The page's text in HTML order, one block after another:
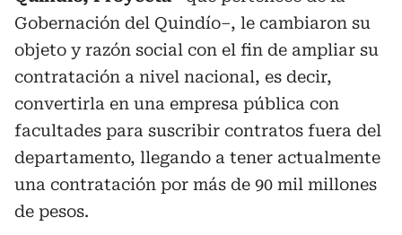
Gobernación del Quindío–, le cambiaron su
objeto y razón social con el fin de ampliar su
contratación a nivel nacional, es decir,
convertirla en una empresa pública con
facultades para suscribir contratos fuera del
departamento, llegando a tener actualmente
una contratación por más de 90 mil millones
de pesos.